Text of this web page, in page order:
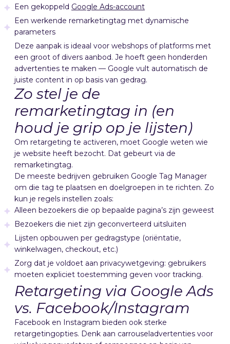
Een gekoppeld Google Ads-account
Een werkende remarketingtag met dynamische
parameters
Deze aanpak is ideaal voor webshops of platforms met
een groot of divers aanbod. Je hoeft geen honderden
advertenties te maken — Google vult automatisch de
juiste content in op basis van gedrag.
Zo stel je de
remarketingtag in (en
houd je grip op je lijsten)
Om retargeting te activeren, moet Google weten wie
je website heeft bezocht. Dat gebeurt via de
remarketingtag.
De meeste bedrijven gebruiken Google Tag Manager
om die tag te plaatsen en doelgroepen in te richten. Zo
kun je regels instellen zoals:
Alleen bezoekers die op bepaalde pagina’s zijn geweest
Bezoekers die niet zijn geconverteerd uitsluiten
Lijsten opbouwen per gedragstype (oriëntatie,
winkelwagen, checkout, etc.)
Zorg dat je voldoet aan privacywetgeving: gebruikers
moeten expliciet toestemming geven voor tracking.
Retargeting via Google Ads
vs. Facebook/Instagram
Facebook en Instagram bieden ook sterke
retargetingopties. Denk aan carrouseladvertenties voor